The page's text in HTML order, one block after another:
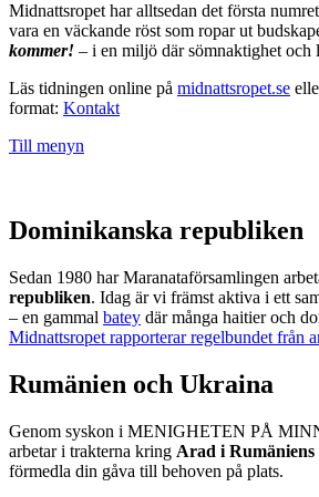
Midnattsropet har alltsedan det första
vara en väckande röst som ropar ut
kommer! – i en miljö där sömnaktighet
Läs tidningen online på midnattsropet.se
format: Kontakt
Till menyn
Dominikanska republiken
Sedan 1980 har Maranataförsamlingen
republiken. Idag är vi främst aktiva i ett
– en gammal batey där många haitier och
Midnattsropet rapporterar regelbundet från
Rumänien och Ukraina
Genom syskon i MENIGHETEN PÅ
arbetar i trakterna kring Arad i Rumäniens
förmedla din gåva till behoven på plats.